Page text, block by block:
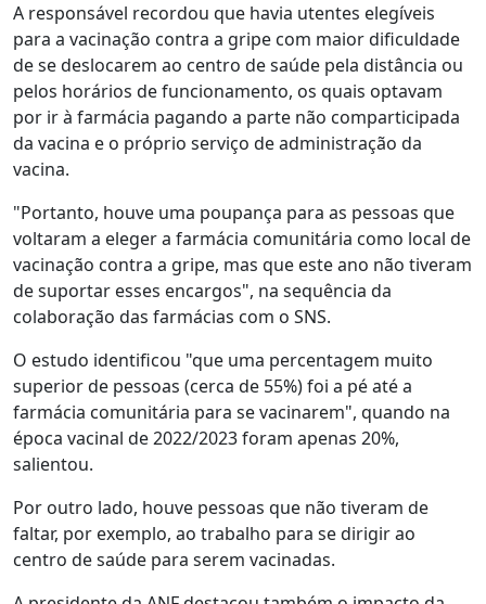
A responsável recordou que havia utentes elegíveis
para a vacinação contra a gripe com maior dificuldade
de se deslocarem ao centro de saúde pela distância ou
pelos horários de funcionamento, os quais optavam
por ir à farmácia pagando a parte não comparticipada
da vacina e o próprio serviço de administração da
vacina.
"Portanto, houve uma poupança para as pessoas que
voltaram a eleger a farmácia comunitária como local de
vacinação contra a gripe, mas que este ano não tiveram
de suportar esses encargos", na sequência da
colaboração das farmácias com o SNS.
O estudo identificou "que uma percentagem muito
superior de pessoas (cerca de 55%) foi a pé até a
farmácia comunitária para se vacinarem", quando na
época vacinal de 2022/2023 foram apenas 20%,
salientou.
Por outro lado, houve pessoas que não tiveram de
faltar, por exemplo, ao trabalho para se dirigir ao
centro de saúde para serem vacinadas.